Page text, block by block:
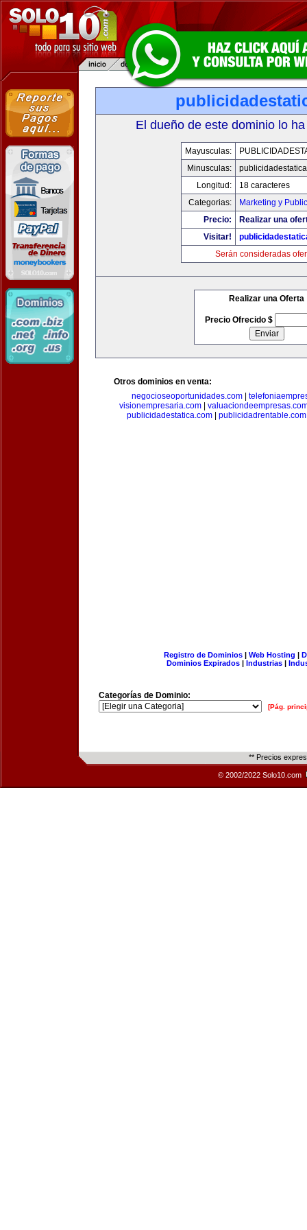
El dueño de este dominio lo
Mayusculas:
Minusculas:
Longitud:
18 caracteres
Categorias:
Marketing y
Precio:
Realizar una
Visitar!
Serán consideradas
Realizar una Oferta
Precio Ofrecido $
Otros dominios en venta:
negocioseoportunidades.com
visionempresaria.com
publicidadestatica.com
publicidadrentable.com
Registro de Dominios| Web Hosting |
Dominios Expirados | Industrias |
Categorías de Dominio:
[Pág.
** Precios
© 2002/2022 Solo10.com